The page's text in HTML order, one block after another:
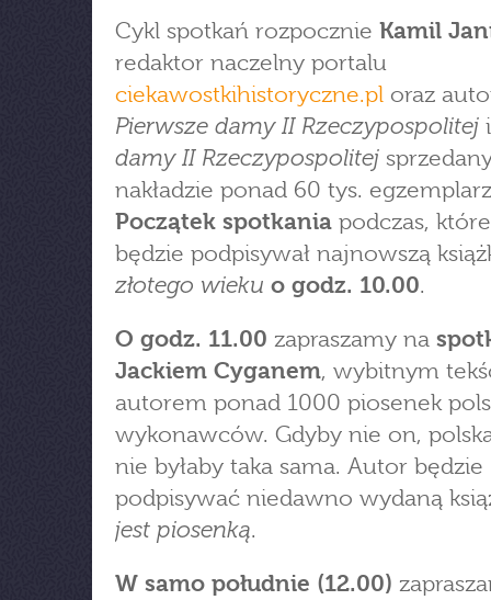
Cykl spotkań rozpocznie Kamil
redaktor naczelny portalu
ciekawostkihistoryczne.pl oraz
Pierwsze damy II Rzeczypospolitej i
damy II Rzeczypospolitej
nakładzie ponad 60 tys.
Początek spotkania podczas,
będzie podpisywał najnowszą
złotego wieku o godz. 10.00.
O godz. 11.00 zapraszamy na
Jackiem Cyganem, wybitnym
autorem ponad 1000 piosenek
wykonawców. Gdyby nie on,
nie byłaby taka sama. Autor będzie
podpisywać niedawno wydaną
jest piosenką.
W samo południe (12.00)